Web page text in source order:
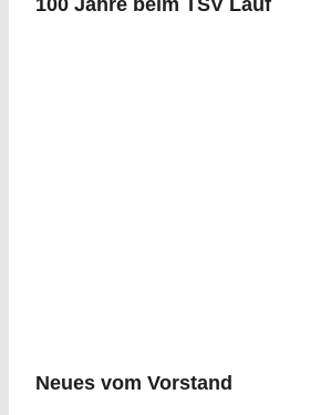
100 Jahre beim TSV Lauf
Neues vom Vorstand